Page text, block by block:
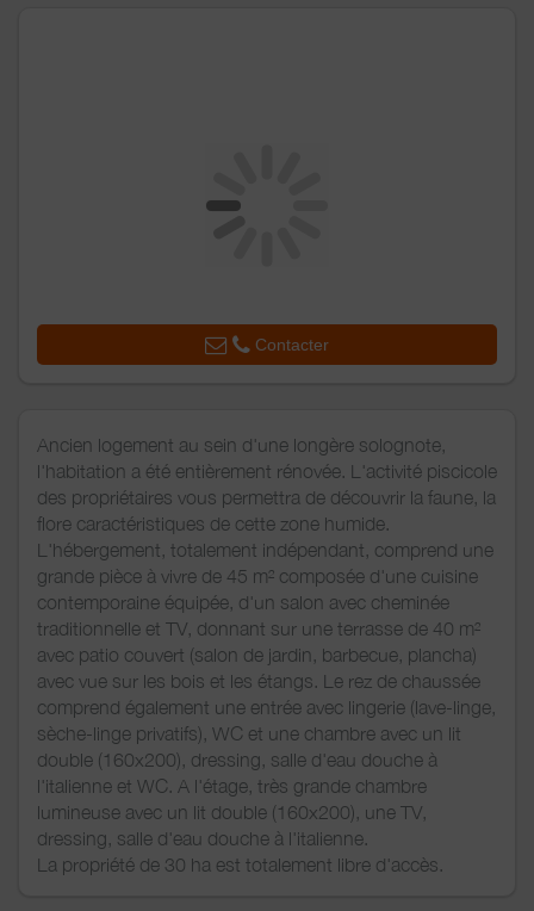
Contacter
Ancien logement au sein d'une longère solognote,
l'habitation a été entièrement rénovée. L'activité piscicole
des propriétaires vous permettra de découvrir la faune, la
flore caractéristiques de cette zone humide.
L'hébergement, totalement indépendant, comprend une
grande pièce à vivre de 45 m² composée d'une cuisine
contemporaine équipée, d'un salon avec cheminée
traditionnelle et TV, donnant sur une terrasse de 40 m²
avec patio couvert (salon de jardin, barbecue, plancha)
avec vue sur les bois et les étangs. Le rez de chaussée
comprend également une entrée avec lingerie (lave-linge,
sèche-linge privatifs), WC et une chambre avec un lit
double (160x200), dressing, salle d'eau douche à
l'italienne et WC. A l'étage, très grande chambre
lumineuse avec un lit double (160x200), une TV,
dressing, salle d'eau douche à l'italienne.
La propriété de 30 ha est totalement libre d'accès.